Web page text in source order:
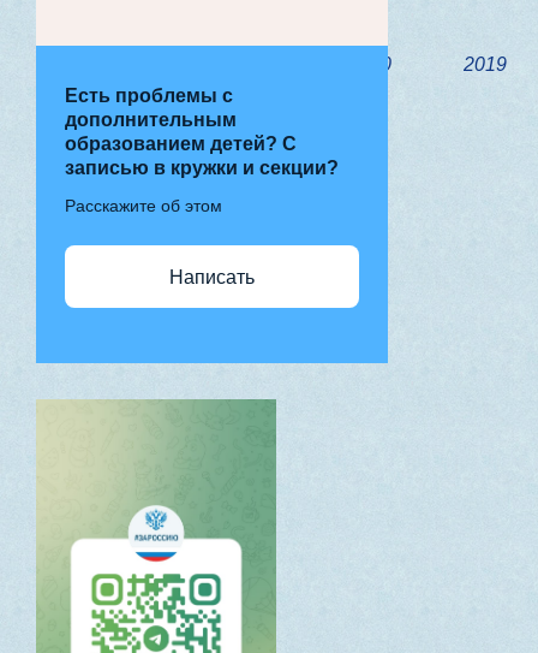
Есть проблемы с
дополнительным
образованием детей? С
записью в кружки и секции?
Расскажите об этом
Написать
2020 2019